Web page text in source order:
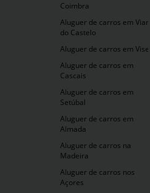
Coimbra
Aluguer de carros em Viana
do Castelo
Aluguer de carros em Viseu
Aluguer de carros em
Cascais
Aluguer de carros em
Setúbal
Aluguer de carros em
Almada
Aluguer de carros na
Madeira
Aluguer de carros nos
Açores